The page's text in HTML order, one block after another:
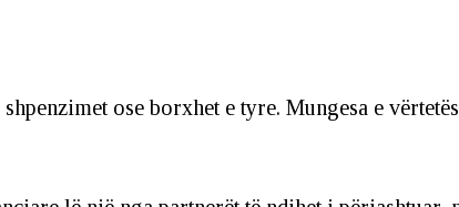
ose borxhet e tyre. Mungesa e